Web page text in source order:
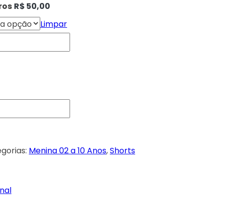
R$ 50,00
Limpar
Menina 02 a 10 Anos,Shorts